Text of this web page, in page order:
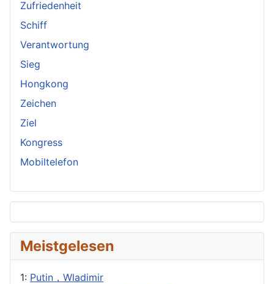
Zufriedenheit
Schiff
Verantwortung
Sieg
Hongkong
Zeichen
Ziel
Kongress
Mobiltelefon
Meistgelesen
1: Putin，Wladimir